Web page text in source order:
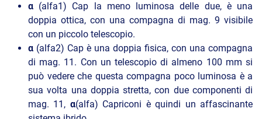
α (alfa1) Cap la meno luminosa delle due, è una
doppia ottica, con una compagna di mag. 9 visibile
con un piccolo telescopio.
α (alfa2) Cap è una doppia fisica, con una compagna
di mag. 11. Con un telescopio di almeno 100 mm si
può vedere che questa compagna poco luminosa è a
sua volta una doppia stretta, con due componenti di
mag. 11, α(alfa) Capriconi è quindi un affascinante